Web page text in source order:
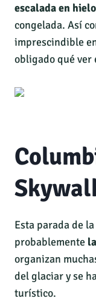
escalada en hielo
congelada. Así
imprescindible
obligado qué ver
Esta parada de la
probablemente
organizan
del glaciar y se
turístico.